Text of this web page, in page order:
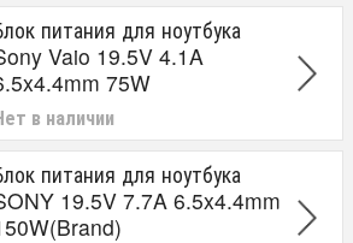
питания для ноутбука
Vaio 19.5V 4.1A
75W
в наличии
питания для ноутбука
19.5V 7.7A 6.5x4.4mm